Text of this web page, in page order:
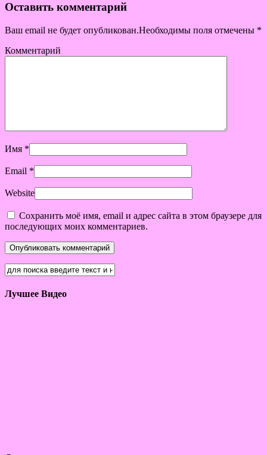
Оставить комментарий
Ваш email не будет опубликован.Необходимы поля отмечены *
Комментарий
Имя *
Email *
Website
Сохранить моё имя, email и адрес сайта в этом браузере для
последующих моих комментариев.
Лучшее Видео